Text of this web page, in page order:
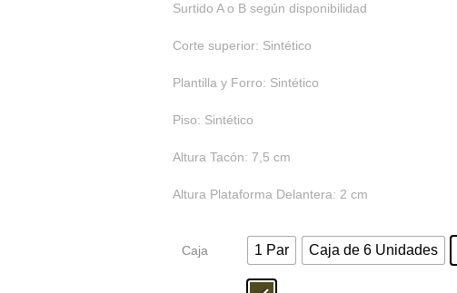
Surtido A o B según disponibilidad
Corte superior: Sintético
Plantilla y Forro: Sintético
Piso: Sintético
Altura Tacón: 7,5 cm
Altura Plataforma Delantera: 2 cm
Caja 1 Par Caja de 6 Unidades